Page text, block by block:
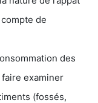
de
des
examiner
(fossés,